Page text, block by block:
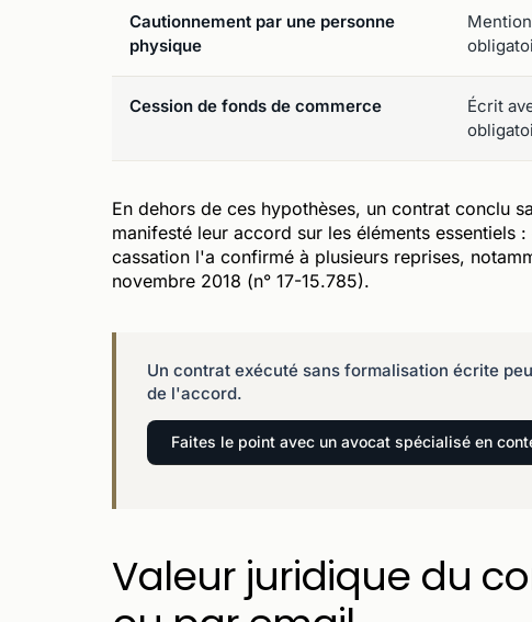
Cautionnement par une personne
physique
Cession de fonds de commerce
Écrit
En dehors de ces hypothèses, un contrat conclu
manifesté leur accord sur les éléments
cassation l'a confirmé à plusieurs reprises,
novembre 2018 (n° 17-15.785).
Un contrat exécuté sans formalisation écrite
de l'accord.
Faites le point avec un avocat spécialisé en
Valeur juridique du